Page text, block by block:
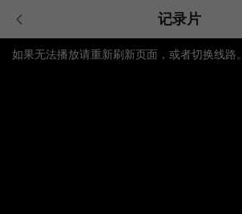
记录片
如果无法播放请重新刷新页面，或者切换线路。